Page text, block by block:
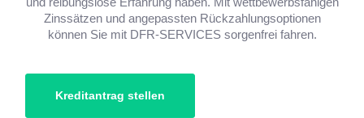
Zinssätzen und angepassten Rückzahlungsoptionen
können Sie mit DFR-SERVICES sorgenfrei fahren.
Kreditantrag stellen